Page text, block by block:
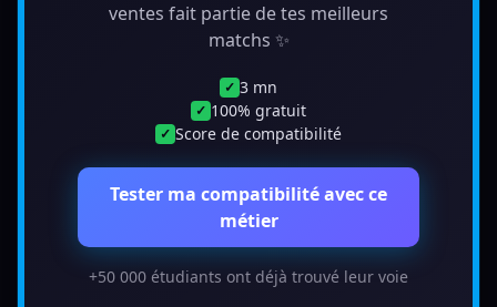
ventes fait partie de tes meilleurs
matchs ✨
✓ 3 mn
✓ 100% gratuit
✓ Score de compatibilité
Tester ma compatibilité avec ce
métier
+50 000 étudiants ont déjà trouvé leur voie